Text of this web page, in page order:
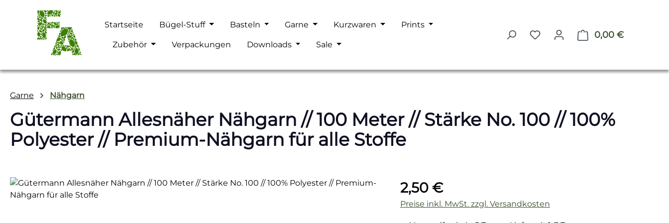
Hauptinhalt springen
Zur Suche springen
Zur Hauptnavigation springen
Startseite
Bügel-Stuff Basteln Garne Kurzwaren Prints
Zubehör Verpackungen Downloads Sale
0,00 €
Garne Nähgarn
Gütermann Allesnäher Nähgarn // 100 Meter // Stärke No. 100 // 100%
Polyester // Premium-Nähgarn für alle Stoffe
Bildergalerie überspringen Regulärer Preis:
2,50 €
Preise inkl. MwSt. zzgl. Versandkosten